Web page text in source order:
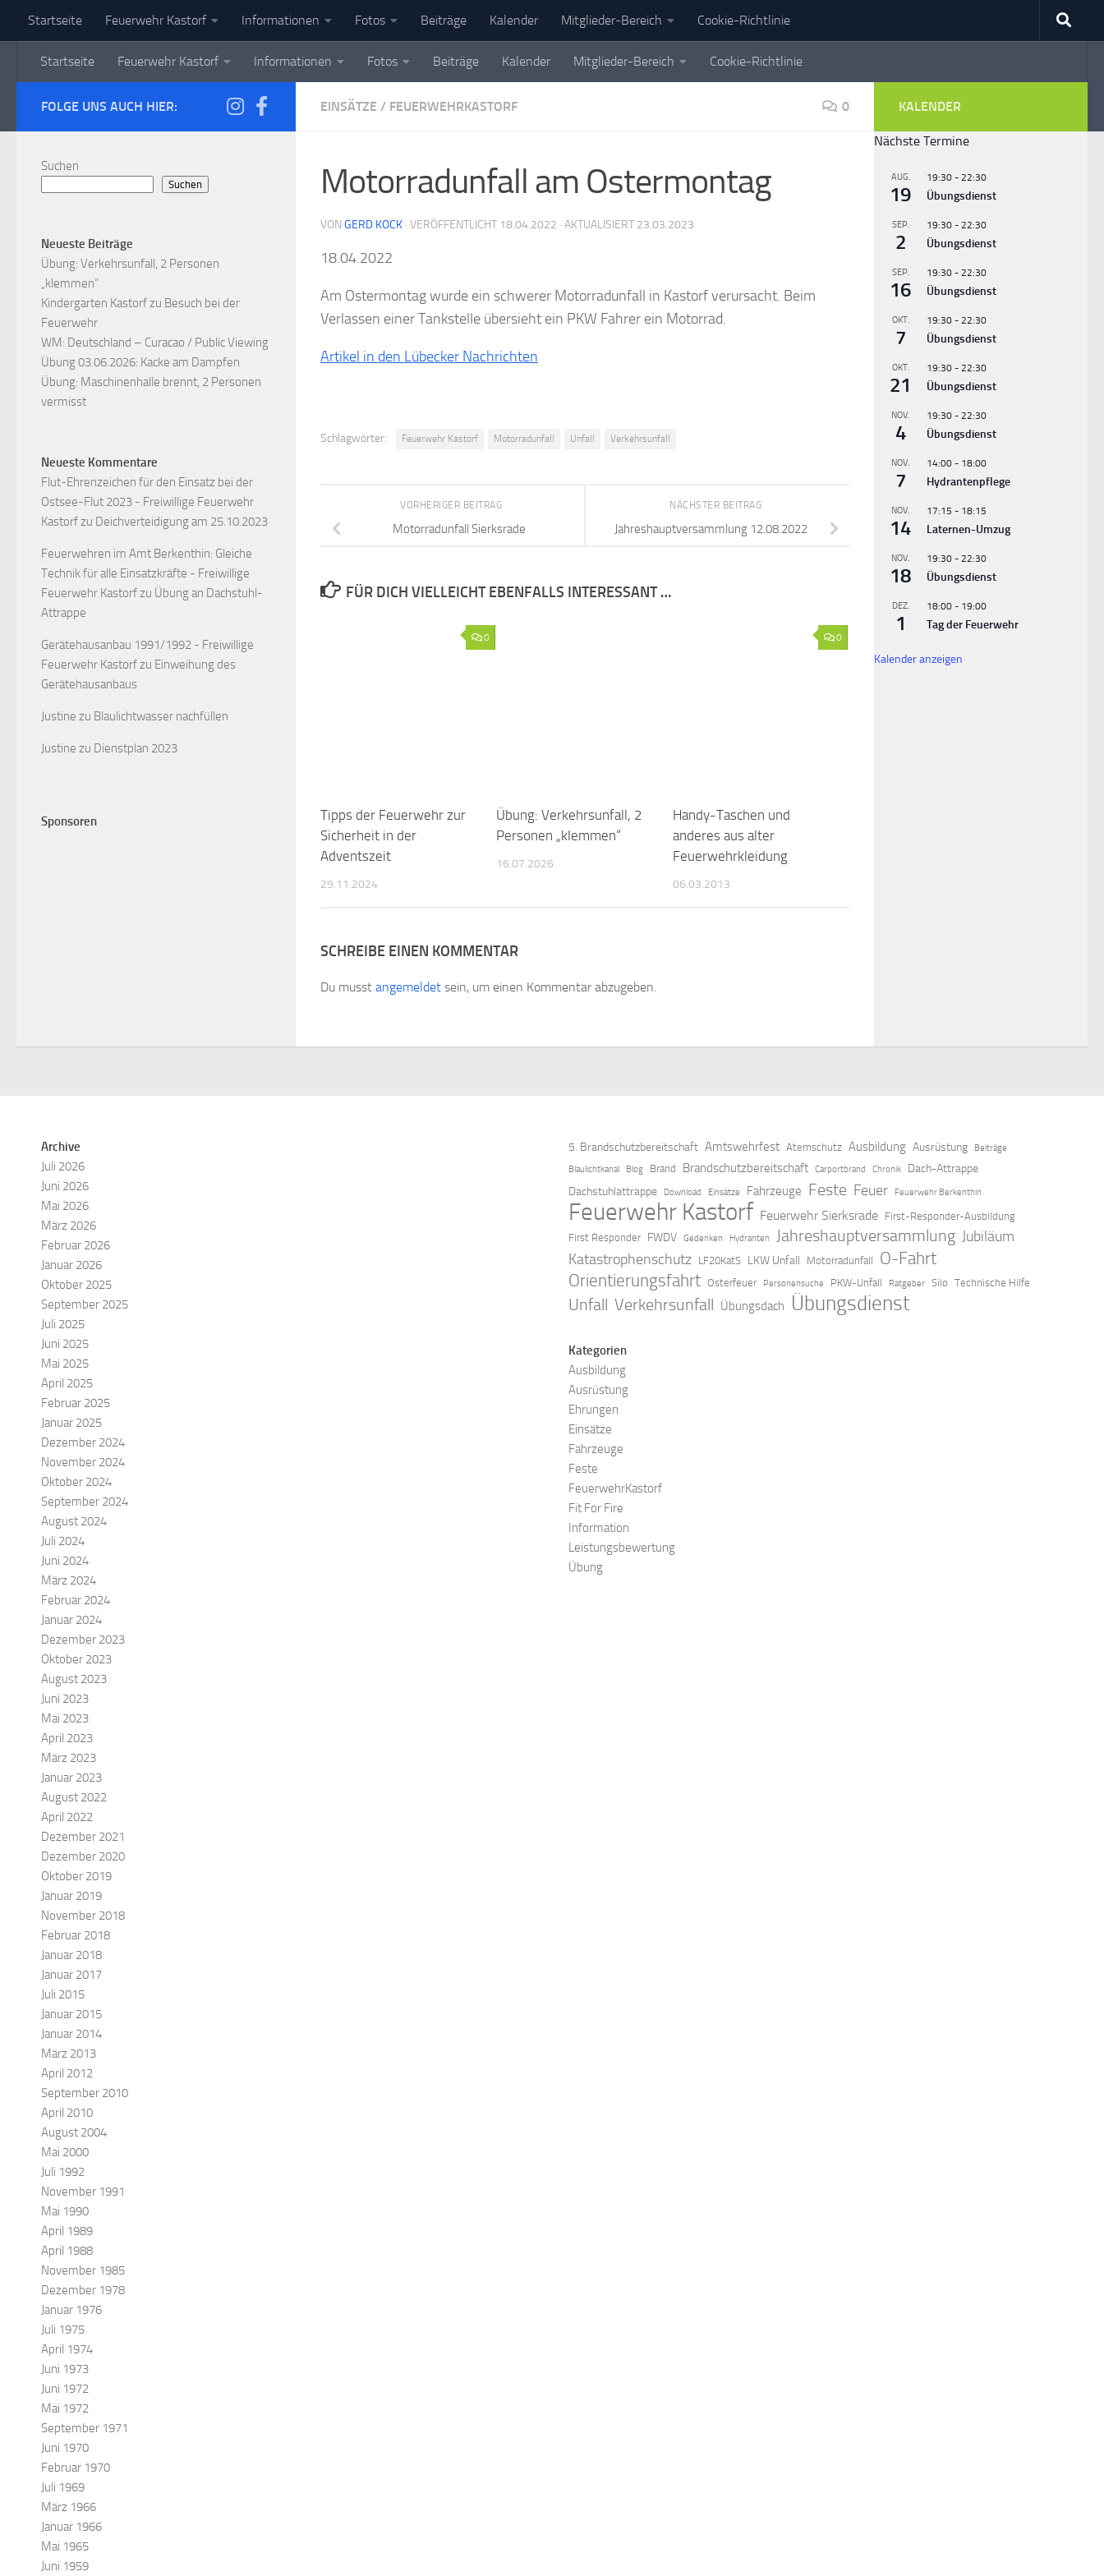
Zum Inhalt springen
Startseite Feuerwehr Kastorf Informationen Fotos Beiträge Kalender Mitglieder-Bereich Cookie-Richtlinie
Startseite Feuerwehr Kastorf Informationen Fotos Beiträge Kalender Mitglieder-Bereich Cookie-Richtlinie
EINSÄTZE / FEUERWEHRKASTORF 0
Motorradunfall am Ostermontag
VON GERD KOCK · VERÖFFENTLICHT 18.04.2022 · AKTUALISIERT 23.03.2023
18.04.2022
Am Ostermontag wurde ein schwerer Motorradunfall in Kastorf verursacht. Beim
Verlassen einer Tankstelle übersieht ein PKW Fahrer ein Motorrad.
Artikel in den Lübecker Nachrichten
Schlagwörter: Feuerwehr Kastorf Motorradunfall Unfall Verkehrsunfall
NÄCHSTER BEITRAG
Jahreshauptversammlung 12.08.2022
VORHERIGER BEITRAG
Motorradunfall Sierksrade
FÜR DICH VIELLEICHT EBENFALLS INTERESSANT …
0
Tipps der Feuerwehr zur
Sicherheit in der
Adventszeit
29.11.2024
Übung: Verkehrsunfall, 2
Personen „klemmen“
16.07.2026
0
Handy-Taschen und
anderes aus alter
Feuerwehrkleidung
06.03.2013
SCHREIBE EINEN KOMMENTAR
Du musst angemeldet sein, um einen Kommentar abzugeben.
FOLGE UNS AUCH HIER:
Suchen
Suchen
Neueste Beiträge
Übung: Verkehrsunfall, 2 Personen
„klemmen“
Kindergarten Kastorf zu Besuch bei der
Feuerwehr
WM: Deutschland – Curacao / Public Viewing
Übung 03.06.2026: Kacke am Dampfen
Übung: Maschinenhalle brennt, 2 Personen
vermisst
Neueste Kommentare
Flut-Ehrenzeichen für den Einsatz bei der
Ostsee-Flut 2023 - Freiwillige Feuerwehr
Kastorfzu Deichverteidigung am 25.10.2023
Feuerwehren im Amt Berkenthin: Gleiche
Technik für alle Einsatzkräfte - Freiwillige
Feuerwehr Kastorfzu Übung an Dachstuhl-
Attrappe
Gerätehausanbau 1991/1992 - Freiwillige
Feuerwehr Kastorfzu Einweihung des
Gerätehausanbaus
Justine zu Blaulichtwasser nachfüllen
Justine zu Dienstplan 2023
Sponsoren
KALENDER
Nächste Termine
AUG.
19
19:30 - 22:30
Übungsdienst
SEP.
2
19:30 - 22:30
Übungsdienst
SEP.
16
19:30 - 22:30
Übungsdienst
OKT.
7
19:30 - 22:30
Übungsdienst
OKT.
21
19:30 - 22:30
Übungsdienst
NOV.
4
19:30 - 22:30
Übungsdienst
NOV.
7
14:00 - 18:00
Hydrantenpflege
NOV.
14
17:15 - 18:15
Laternen-Umzug
NOV.
18
19:30 - 22:30
Übungsdienst
DEZ.
1
18:00 - 19:00
Tag der Feuerwehr
Kalender anzeigen
Archive
Juli 2026
Juni 2026
Mai 2026
März 2026
Februar 2026
Januar 2026
Oktober 2025
September 2025
Juli 2025
Juni 2025
Mai 2025
April 2025
Februar 2025
Januar 2025
Dezember 2024
November 2024
Oktober 2024
September 2024
August 2024
Juli 2024
Juni 2024
März 2024
Februar 2024
Januar 2024
Dezember 2023
Oktober 2023
August 2023
Juni 2023
Mai 2023
April 2023
März 2023
Januar 2023
August 2022
April 2022
Dezember 2021
Dezember 2020
Oktober 2019
Januar 2019
November 2018
Februar 2018
Januar 2018
Januar 2017
Juli 2015
Januar 2015
Januar 2014
März 2013
April 2012
September 2010
April 2010
August 2004
Mai 2000
Juli 1992
November 1991
Mai 1990
April 1989
April 1988
November 1985
Dezember 1978
Januar 1976
Juli 1975
April 1974
Juni 1973
Juni 1972
Mai 1972
September 1971
Juni 1970
Februar 1970
Juli 1969
März 1966
Januar 1966
Mai 1965
Juni 1959
5. Brandschutzbereitschaft Amtswehrfest Atemschutz Ausbildung Ausrüstung
Beiträge
Blaulichtkanal
Blog Brand Brandschutzbereitschaft Carportbrand Chronik
Dach-Attrappe
Dachstuhlattrappe
Download Einsätze Fahrzeuge Feste Feuer Feuerwehr Berkenthin
Feuerwehr Kastorf Feuerwehr Sierksrade
First-Responder-Ausbildung
First Responder
FWDV Gedenken Hydranten Jahreshauptversammlung Jubiläum
Katastrophenschutz
LF20KatS LKW Unfall Motorradunfall
O-Fahrt
Orientierungsfahrt Osterfeuer Personensuche PKW-Unfall Ratgeber Silo Technische Hilfe
Unfall Verkehrsunfall Übungsdach Übungsdienst
Kategorien
Ausbildung
Ausrüstung
Ehrungen
Einsätze
Fahrzeuge
Feste
FeuerwehrKastorf
Fit For Fire
Information
Leistungsbewertung
Übung